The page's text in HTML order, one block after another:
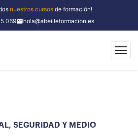
nuestros cursosde formación!
069
hola@abeilleformacion.es
, SEGURIDAD Y MEDIO